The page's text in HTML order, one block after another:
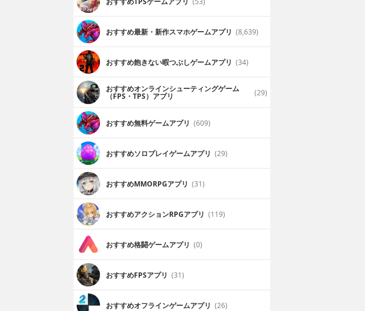
おすすめ最新・新作スマホゲームアプリ (8,639)
おすすめ飽きない暇つぶしゲームアプリ (34)
おすすめオンラインシューティングゲーム
（FPS・TPS）アプリ (29)
おすすめ無料ゲームアプリ (609)
おすすめソロプレイゲームアプリ (29)
おすすめ MMORPGアプリ (31)
おすすめアクションRPGアプリ (119)
おすすめ格闘ゲームアプリ (0)
おすすめFPSアプリ (31)
おすすめオフラインゲームアプリ (26)